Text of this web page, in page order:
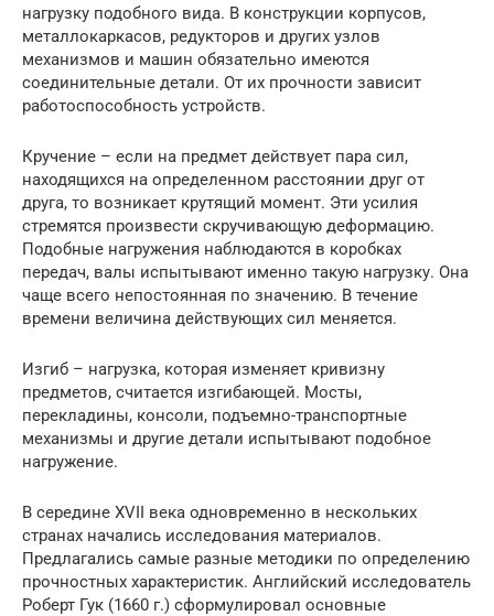
нагрузку подобного вида. В конструкции корпусов,
металлокаркасов, редукторов и других узлов
механизмов и машин обязательно имеются
соединительные детали. От их прочности зависит
работоспособность устройств.
Кручение – если на предмет действует пара сил,
находящихся на определенном расстоянии друг от
друга, то возникает крутящий момент. Эти усилия
стремятся произвести скручивающую деформацию.
Подобные нагружения наблюдаются в коробках
передач, валы испытывают именно такую нагрузку. Она
чаще всего непостоянная по значению. В течение
времени величина действующих сил меняется.
Изгиб – нагрузка, которая изменяет кривизну
предметов, считается изгибающей. Мосты,
перекладины, консоли, подъемно-транспортные
механизмы и другие детали испытывают подобное
нагружение.
В середине XVII века одновременно в нескольких
странах начались исследования материалов.
Предлагались самые разные методики по определению
прочностных характеристик. Английский исследователь
Роберт Гук (1660 г.) сформулировал основные